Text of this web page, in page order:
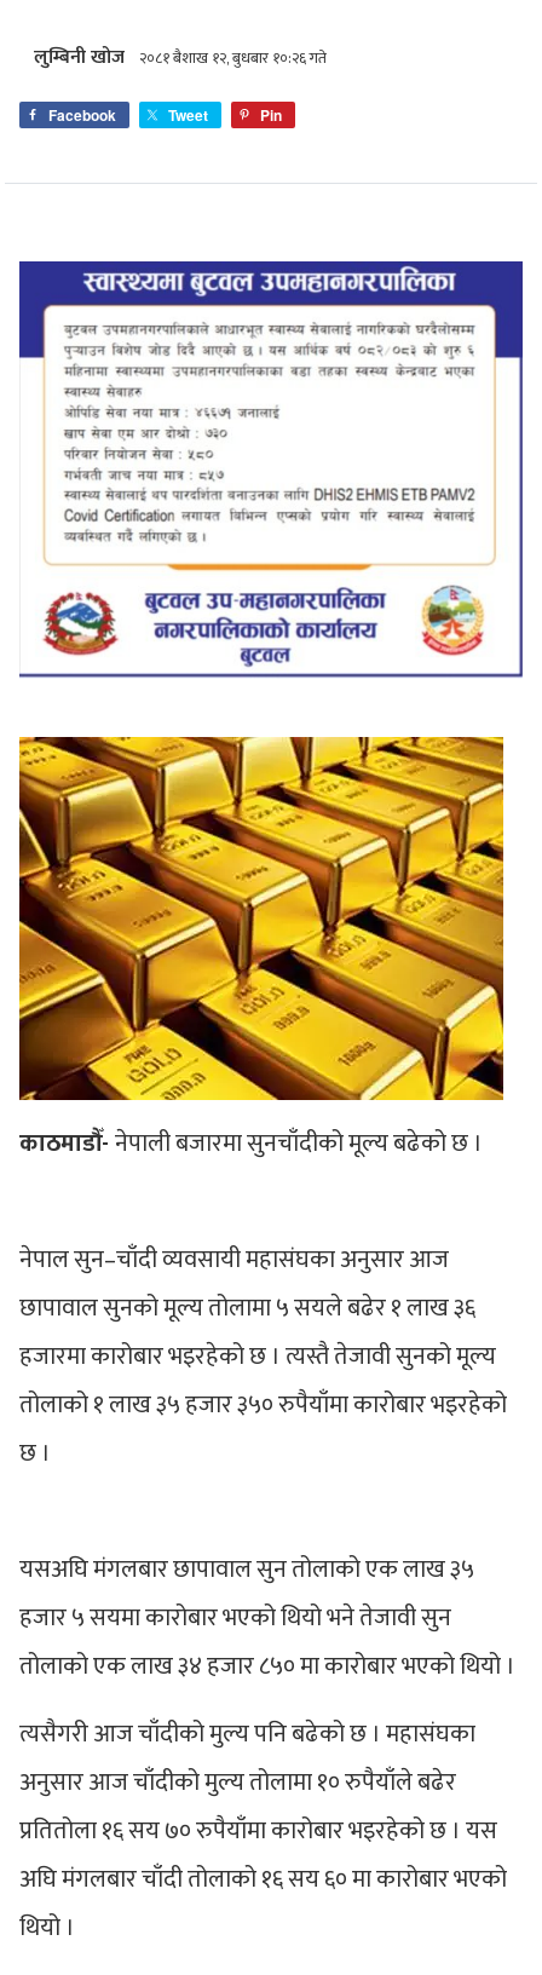
लुम्बिनी खोज २०८१ बैशाख १२, बुधबार १०:२६ गते
Facebook Tweet Pin
काठमाडौँ-नेपाली बजारमा सुनचाँदीको मूल्य बढेको छ ।
नेपाल सुन–चाँदी व्यवसायी महासंघका अनुसार आज
छापावाल सुनको मूल्य तोलामा ५ सयले बढेर १ लाख ३६
हजारमा कारोबार भइरहेको छ । त्यस्तै तेजावी सुनको मूल्य
तोलाको १ लाख ३५ हजार ३५० रुपैयाँमा कारोबार भइरहेको
छ ।
यसअघि मंगलबार छापावाल सुन तोलाको एक लाख ३५
हजार ५ सयमा कारोबार भएको थियो भने तेजावी सुन
तोलाको एक लाख ३४ हजार ८५० मा कारोबार भएको थियो ।
त्यसैगरी आज चाँदीको मुल्य पनि बढेको छ । महासंघका
अनुसार आज चाँदीको मुल्य तोलामा १० रुपैयाँले बढेर
प्रतितोला १६ सय ७० रुपैयाँमा कारोबार भइरहेको छ । यस
अघि मंगलबार चाँदी तोलाको १६ सय ६० मा कारोबार भएको
थियो ।